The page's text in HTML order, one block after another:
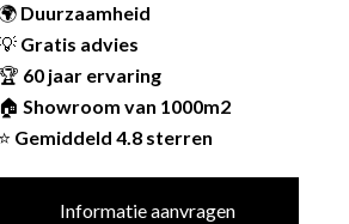
🌍 Duurzaamheid
Gratis advies
🏆 60 jaar ervaring
🏠 Showroom van 1000m2
⭐ Gemiddeld 4.8 sterren
Informatie aanvragen